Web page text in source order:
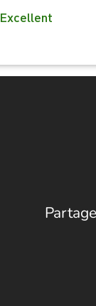
Excellent